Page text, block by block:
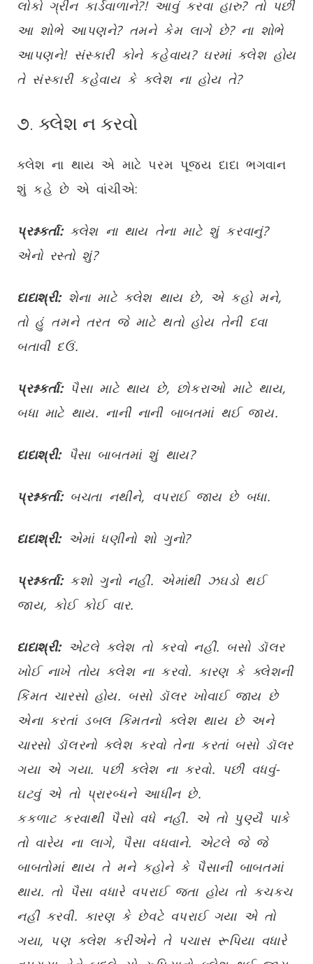
લોકો ગ્રીન કાર્ડવાળાને?! આવું કરવા હારુ? તો પછી
આ શોભે આપણને? તમને કેમ લાગે છે? ના શોભે
આપણને! સંસ્કારી કોને કહેવાય? ઘરમાં ક્લેશ હોય
તે સંસ્કારી કહેવાય કે ક્લેશ ના હોય તે?
૭. ક્લેશ ન કરવો
ક્લેશ ના થાય એ માટે પરમ પૂજ્ય દાદા ભગવાન
શું કહે છે એ વાંચીએ:
પ્રશ્નકર્તા:ક્લેશ ના થાય તેના માટે શું કરવાનું?
એનો રસ્તો શું?
દાદાશ્રી:શેના માટે ક્લેશ થાય છે, એ કહો મને,
તો હું તમને તરત જે માટે થતો હોય તેની દવા
બતાવી દઉં.
પ્રશ્નકર્તા:પૈસા માટે થાય છે, છોકરાઓ માટે થાય,
બધા માટે થાય. નાની નાની બાબતમાં થઈ જાય.
દાદાશ્રી:પૈસા બાબતમાં શું થાય?
પ્રશ્નકર્તા:બચતા નથીને, વપરાઈ જાય છે બધા.
દાદાશ્રી:એમાં ધણીનો શો ગુનો?
પ્રશ્નકર્તા:કશો ગુનો નહીં. એમાંથી ઝઘડો થઈ
જાય, કોઈ કોઈ વાર.
દાદાશ્રી:એટલે ક્લેશ તો કરવો નહીં. બસો ડૉલર
ખોઈ નાખે તોય ક્લેશ ના કરવો. કારણ કે ક્લેશની
કિંમત ચારસો હોય. બસો ડૉલર ખોવાઈ જાય છે
એના કરતાં ડબલ કિંમતનો ક્લેશ થાય છે અને
ચારસો ડૉલરનો ક્લેશ કરવો તેના કરતાં બસો ડૉલર
ગયા એ ગયા. પછી ક્લેશ ના કરવો. પછી વધવું-
ઘટવું એ તો પ્રારબ્ધને આધીન છે.
કકળાટ કરવાથી પૈસો વધે નહીં. એ તો પુણ્યૈ પાકે
તો વારેય ના લાગે, પૈસા વધવાને. એટલે જે જે
બાબતોમાં થાય તે મને કહોને કે પૈસાની બાબતમાં
થાય. તો પૈસા વધારે વપરાઈ જતા હોય તો કચકચ
નહીં કરવી. કારણ કે છેવટે વપરાઈ ગયા એ તો
ગયા, પણ ક્લેશ કરીએને તે પચાસ રૂપિયા વધારે